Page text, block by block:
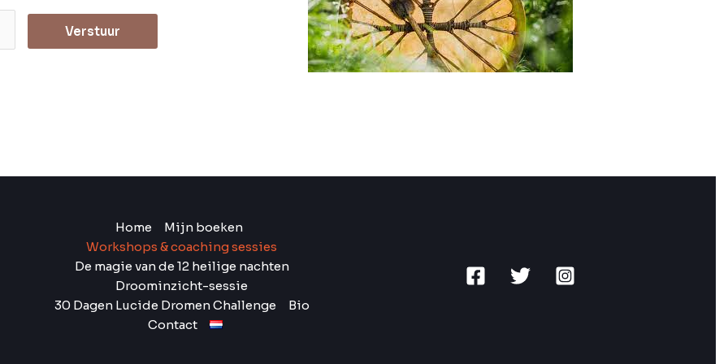
Verstuur
Home
Mijn boeken
Workshops & coaching sessies
De magie van de 12 heilige nachten
Droominzicht-sessie
30 Dagen Lucide Dromen Challenge
Bio
Contact